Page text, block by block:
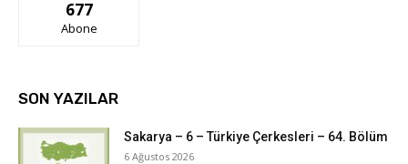
677
Abone
SON YAZILAR
Sakarya – 6 – Türkiye Çerkesleri – 64. Bölüm
6 Ağustos 2026